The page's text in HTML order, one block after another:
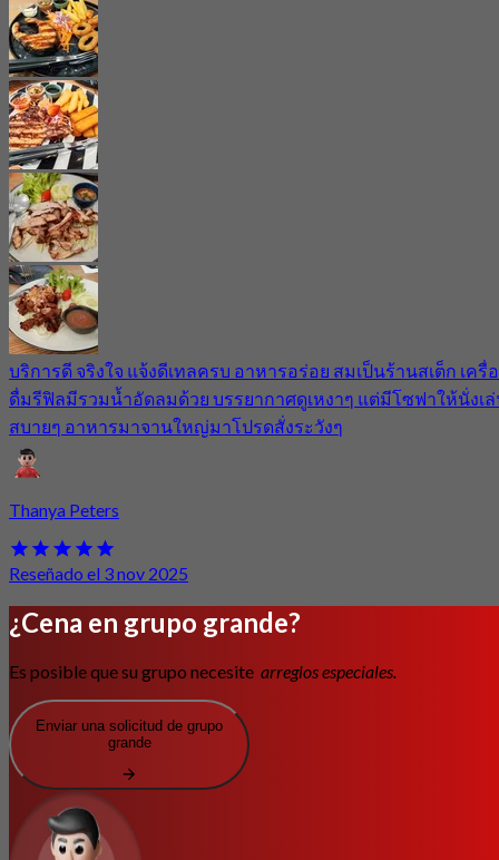
บริการดี จริงใจ แจ้งดีเทลครบ อาหารอร่อย สมเป็นร้านสเต็ก เครื่
ดื่มรีฟิลมีรวมน้ำอัดลมด้วย บรรยากาศดูเหงาๆ แต่มีโซฟาให้นั่งเ
สบายๆ อาหารมาจานใหญ่มาโปรดสั่งระวังๆ
Thanya Peters
Reseñado el 3 nov 2025
¿Cena en grupo grande?
Es posible que su grupo necesite arreglos especiales.
Enviar una solicitud de grupo
grande